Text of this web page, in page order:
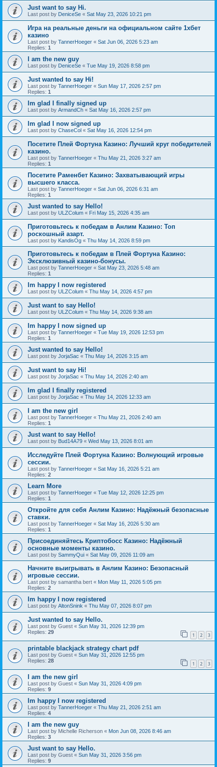
Just want to say Hi.
Last post by DeniceSe « Sat May 23, 2026 10:21 pm
Игра на реальные деньги на официальном сайте 1хбет
казино
Last post by TannerHoeger « Sat Jun 06, 2026 5:23 am
Replies: 1
I am the new guy
Last post by DeniceSe « Tue May 19, 2026 8:58 pm
Just wanted to say Hi!
Last post by TannerHoeger « Sun May 17, 2026 2:57 pm
Replies: 1
Im glad I finally signed up
Last post by ArmandCh « Sat May 16, 2026 2:57 pm
Im glad I now signed up
Last post by ChaseCol « Sat May 16, 2026 12:54 pm
Посетите Плей Фортуна Казино: Лучший круг победителей
казино.
Last post by TannerHoeger « Thu May 21, 2026 3:27 am
Replies: 1
Посетите Раменбет Казино: Захватывающий игры
высшего класса.
Last post by TannerHoeger « Sat Jun 06, 2026 6:31 am
Replies: 1
Just wanted to say Hello!
Last post by ULZColum « Fri May 15, 2026 4:35 am
Приготовьтесь к победам в Анлим Казино: Топ
роскошный азарт.
Last post by KandisOg « Thu May 14, 2026 8:59 pm
Приготовьтесь к победам в Плей Фортуна Казино:
Эксклюзивный казино-бонусы.
Last post by TannerHoeger « Sat May 23, 2026 5:48 am
Replies: 1
Im happy I now registered
Last post by ULZColum « Thu May 14, 2026 4:57 pm
Just want to say Hello!
Last post by ULZColum « Thu May 14, 2026 9:38 am
Im happy I now signed up
Last post by TannerHoeger « Tue May 19, 2026 12:53 pm
Replies: 1
Just wanted to say Hello!
Last post by JorjaSac « Thu May 14, 2026 3:15 am
Just want to say Hi!
Last post by JorjaSac « Thu May 14, 2026 2:40 am
Im glad I finally registered
Last post by JorjaSac « Thu May 14, 2026 12:33 am
I am the new girl
Last post by TannerHoeger « Thu May 21, 2026 2:40 am
Replies: 1
Just want to say Hello!
Last post by Bud14A79 « Wed May 13, 2026 8:01 am
Исследуйте Плей Фортуна Казино: Волнующий игровые
сессии.
Last post by TannerHoeger « Sat May 16, 2026 5:21 am
Replies: 2
Learn More
Last post by TannerHoeger « Tue May 12, 2026 12:25 pm
Replies: 1
Откройте для себя Анлим Казино: Надёжный безопасные
ставки.
Last post by TannerHoeger « Sat May 16, 2026 5:30 am
Replies: 1
Присоединяйтесь Криптобосс Казино: Надёжный
основные моменты казино.
Last post by SammyQui « Sat May 09, 2026 11:09 am
Начните выигрывать в Анлим Казино: Безопасный
игровые сессии.
Last post by samantha bert « Mon May 11, 2026 5:05 pm
Replies: 2
Im happy I now registered
Last post by AltonSnink « Thu May 07, 2026 8:07 pm
Just wanted to say Hello.
Last post by Guest « Sun May 31, 2026 12:39 pm
Replies: 29 1 2 3
printable blackjack strategy chart pdf
Last post by Guest « Sun May 31, 2026 12:55 pm
Replies: 28 1 2 3
I am the new girl
Last post by Guest « Sun May 31, 2026 4:09 pm
Replies: 9
Im happy I now registered
Last post by TannerHoeger « Thu May 21, 2026 2:51 am
Replies: 4
I am the new guy
Last post by Michelle Richerson « Mon Jun 08, 2026 8:46 am
Replies: 3
Just want to say Hello.
Last post by Guest « Sun May 31, 2026 3:56 pm
Replies: 9